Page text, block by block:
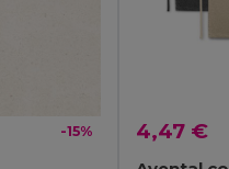
-15% 4,47 €